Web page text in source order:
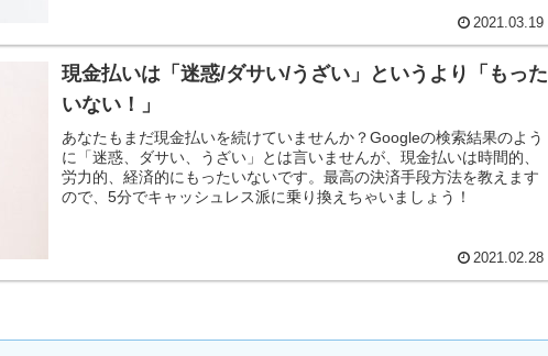
2021.03.19
現金払いは「迷惑/ダサい/うざい」というより「もった
いない！」
あなたもまだ現金払いを続けていませんか？Googleの検索結果のよう
に「迷惑、ダサい、うざい」とは言いませんが、現金払いは時間的、
労力的、経済的にもったいないです。最高の決済手段方法を教えます
ので、5分でキャッシュレス派に乗り換えちゃいましょう！
2021.02.28